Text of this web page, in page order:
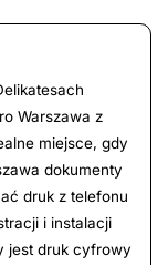
Warszawa z
miejsce, gdy
dokumenty
druk z telefonu
i instalacji
jest druk cyfrowy